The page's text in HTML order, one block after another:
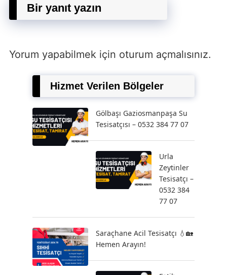
Bir yanıt yazın
Yorum yapabilmek için oturum açmalısınız.
Hizmet Verilen Bölgeler
Gölbaşı Gaziosmanpaşa Su
Tesisatçısı – 0532 384 77 07
Urla
Zeytinler
Tesisatçı –
0532 384
77 07
Saraçhane Acil Tesisatçı 💧🏡
Hemen Arayın!